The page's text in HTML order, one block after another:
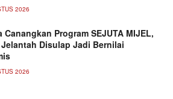
2026
Canangkan Program SEJUTA MIJEL,
Disulap Jadi Bernilai
2026